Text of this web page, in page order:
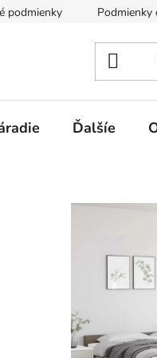
podmienky Podmienky
Ďalšíe